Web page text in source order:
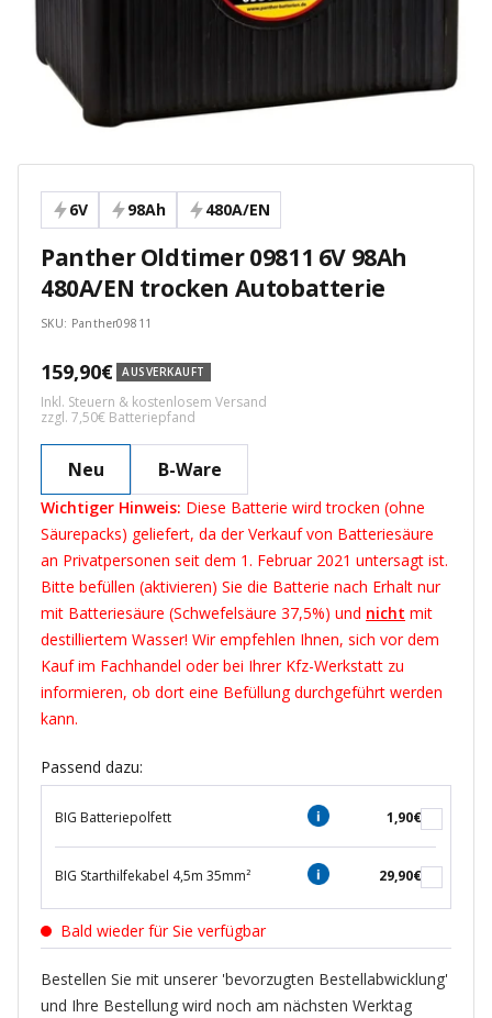
6V 98Ah 480A/EN
Panther Oldtimer 09811 6V 98Ah
480A/EN trocken Autobatterie
SKU: Panther09811
Angebotspreis
159,90€ AUSVERKAUFT
Inkl. Steuern & kostenlosem Versand
zzgl. 7,50€ Batteriepfand
Neu B-Ware
Wichtiger Hinweis: Diese Batterie wird trocken (ohne
Säurepacks) geliefert, da der Verkauf von Batteriesäure
an Privatpersonen seit dem 1. Februar 2021 untersagt ist.
Bitte befüllen (aktivieren) Sie die Batterie nach Erhalt nur
mit Batteriesäure (Schwefelsäure 37,5%) und nicht mit
destilliertem Wasser! Wir empfehlen Ihnen, sich vor dem
Kauf im Fachhandel oder bei Ihrer Kfz-Werkstatt zu
informieren, ob dort eine Befüllung durchgeführt werden
kann.
Passend dazu:
BIG Batteriepolfett 1,90€
BIG Starthilfekabel 4,5m 35mm² 29,90€
Bald wieder für Sie verfügbar
Bestellen Sie mit unserer 'bevorzugten Bestellabwicklung'
und Ihre Bestellung wird noch am nächsten Werktag